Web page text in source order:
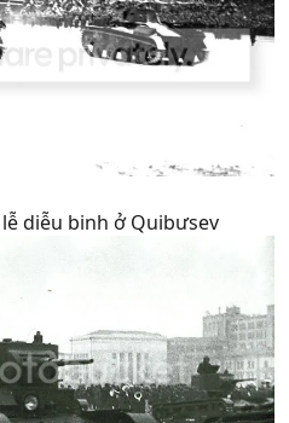
diễu binh ở Quibưsev